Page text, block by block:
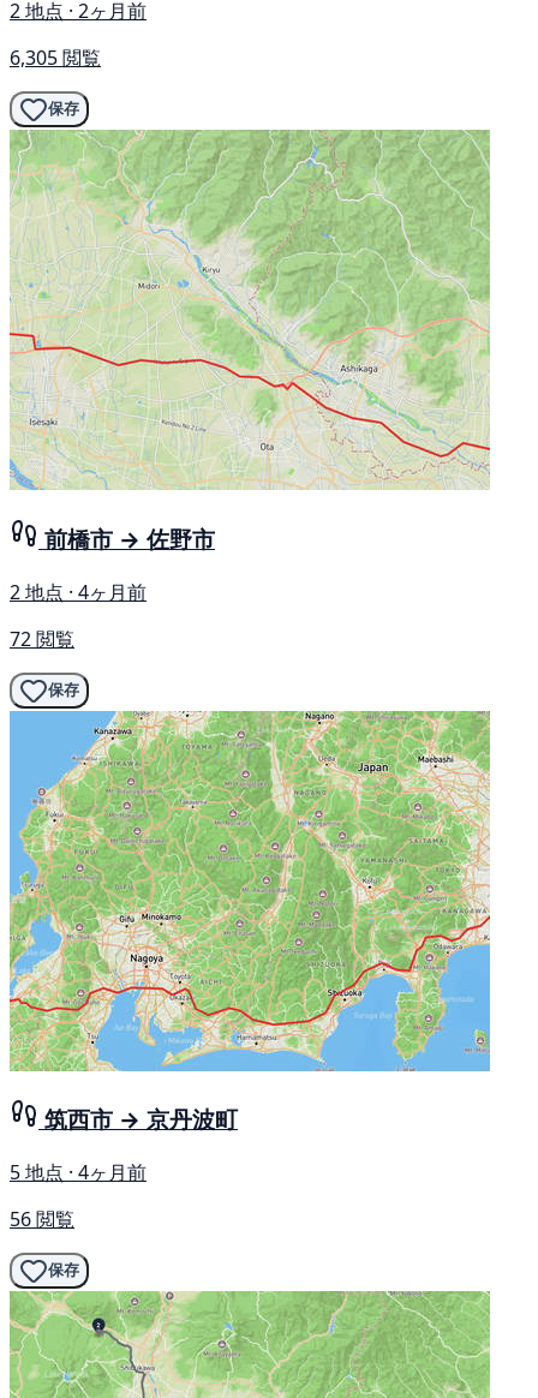
2 地点 · 2ヶ月前
6,305 閲覧
保存
前橋市 → 佐野市
2 地点 · 4ヶ月前
72 閲覧
保存
筑西市 → 京丹波町
5 地点 · 4ヶ月前
56 閲覧
保存